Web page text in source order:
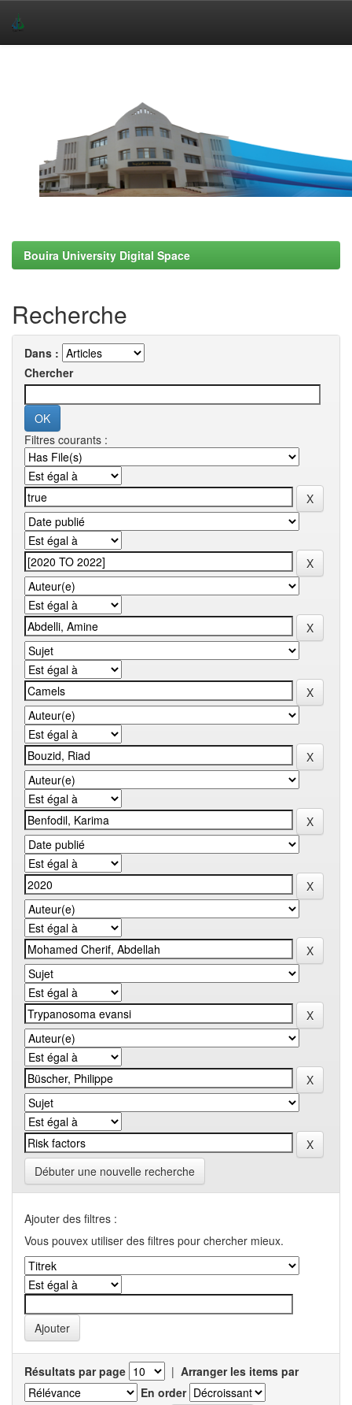
Bouira University Digital Space
Recherche
Dans :
Chercher
Filtres courants :
Débuter une nouvelle recherche
Ajouter des filtres :
Vous pouvex utiliser des filtres pour chercher mieux.
Résultats par page | Arranger les items par
En order